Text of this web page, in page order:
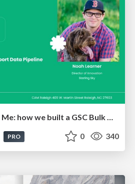
Noah Learner - AI + Me: how we built a GSC Bulk Export data pipeline
PRO 0 340